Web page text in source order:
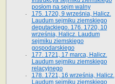
posłom na sejm walny
175. 1720, 9 września, Halicz.
Laudum sejmiku ziemskiego
deputackiego. 176. 1720, 10
września, Halicz. Laudum
sejmiku ziemskiego
gospodarskiego
177. 1721, 17 marca, Halicz.
Laudum sejmiku ziemskiego
relacyjnego
178. 1721, 16 września, Halicz.
Laudum sejmiku ziemskiego